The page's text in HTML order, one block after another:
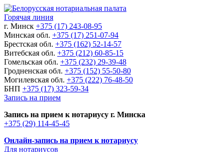
Горячая линия
г. Минск +375 (17) 243-08-95
Минская обл. +375 (17) 251-07-94
Брестская обл. +375 (162) 52-14-57
Витебская обл. +375 (212) 60-85-15
Гомельская обл. +375 (232) 29-39-48
Гродненская обл. +375 (152) 55-50-80
Могилевская обл. +375 (222) 76-48-50
БНП +375 (17) 323-59-34
Запись на прием
Запись на прием к нотариусу г. Минска
+375 (29) 114-45-45
Онлайн-запись на прием к нотариусу
Для нотариусов